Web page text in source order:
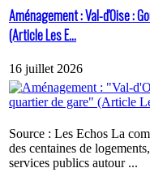
Aménagement : Val-d'Oise :
(Article Les E...
16 juillet 2026
Source : Les Echos La
des centaines de
services publics autour ...